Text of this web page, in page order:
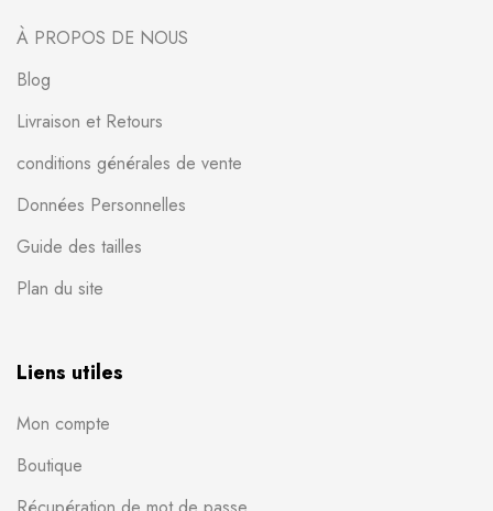
À PROPOS DE NOUS
Blog
Livraison et Retours
conditions générales de vente
Données Personnelles
Guide des tailles
Plan du site
Liens utiles
Mon compte
Boutique